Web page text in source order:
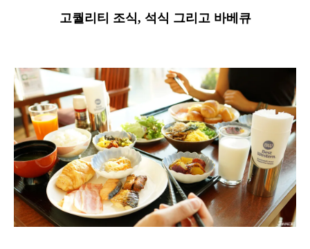
고퀄리티 조식, 석식 그리고 바베큐